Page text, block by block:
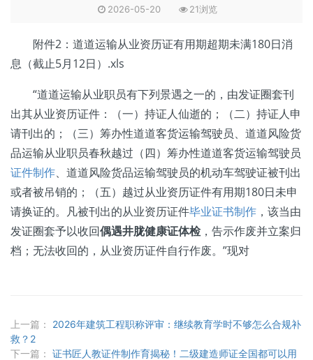
2026-05-20 21浏览
附件2：道道运输从业资历证有用期超期未满180日消
息（截止5月12日）.xls
“道道运输从业职员有下列景遇之一的，由发证圈套刊
出其从业资历证件：（一）持证人仙逝的；（二）持证人申
请刊出的；（三）筹办性道道客货运输驾驶员、道道风险货
品运输从业职员春秋越过（四）筹办性道道客货运输驾驶员
证件制作、道道风险货品运输驾驶员的机动车驾驶证被刊出
或者被吊销的；（五）越过从业资历证件有用期180日未申
请换证的。凡被刊出的从业资历证件毕业证书制作 ，该当由
发证圈套予以收回偶遇井胧健康证体检，告示作废并立案归
档；无法收回的，从业资历证件自行作废。”现对
上一篇：
2026年建筑工程职称评审：继续教育学时不够怎么合规补
救？2
下一篇： 证书匠人教证件制作育揭秘！二级建造师证全国都可以用